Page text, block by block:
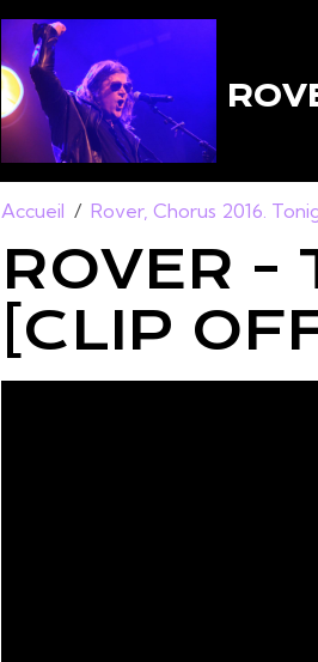
Accueil Rover, Chorus 2016.
ROVER -
[CLIP